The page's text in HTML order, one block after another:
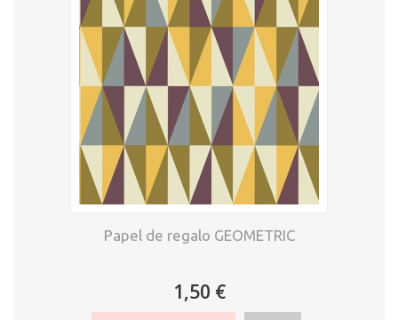
Papel de regalo GEOMETRIC
1,50 €